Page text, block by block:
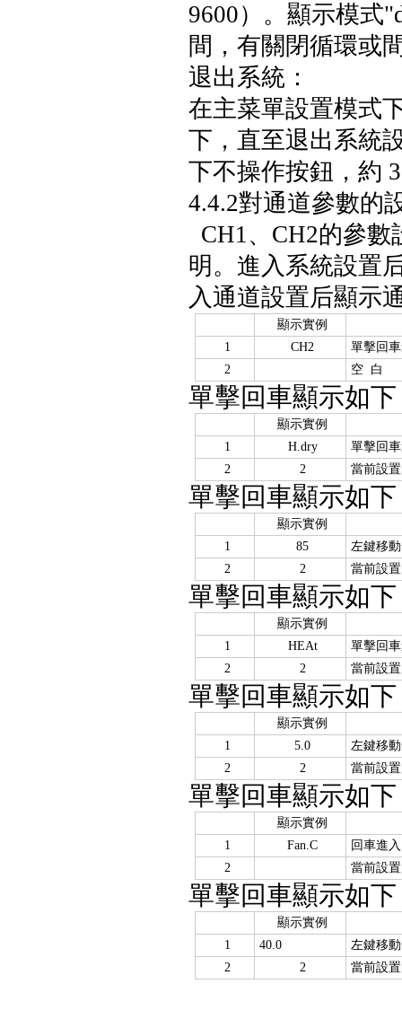
9600）。顯示模式
間，有關閉循環或
退出系統：
在主菜單設置模式
下，直至退出系統
下不操作按鈕，約
4.4.2對通道參數的
CH1、CH2的參
明。進入系統設置
入通道設置后顯示
顯示實例
1
CH2
單擊回
2
空 白
單擊回車顯示如下
顯示實例
1
H.dry
單擊回
2
2 當前設
單擊回車顯示如下
顯示實例
1
85
左鍵移
2
2 當前設
單擊回車顯示如下
顯示實例
1
HEAt
單擊回
2
2 當前設
單擊回車顯示如下
顯示實例
1
5.0
左鍵移
2
2 當前設
單擊回車顯示如下
顯示實例
1
Fan.C
回車進
2
當前設
單擊回車顯示如下
顯示實例
1
40.0
左鍵移
2
2 當前設